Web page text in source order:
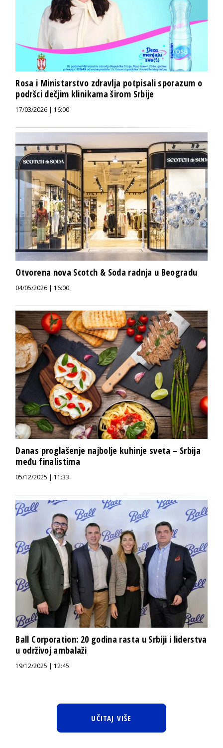
Rosa i Ministarstvo zdravlja potpisali sporazum o
podršci dečjim klinikama širom Srbije
17/03/2026 | 16:00
Otvorena nova Scotch & Soda radnja u Beogradu
04/05/2026 | 16:00
Danas proglašenje najbolje kuhinje sveta – Srbija
među finalistima
05/12/2025 | 11:33
Ball Corporation: 20 godina rasta u Srbiji i liderstva
u održivoj ambalaži
19/12/2025 | 12:45
UČITAJ VIŠE